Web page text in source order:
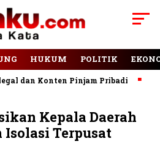
HUKUM POLITIK
Konten Pinjam Pribadi
Kepala Daerah
Isolasi Terpusat